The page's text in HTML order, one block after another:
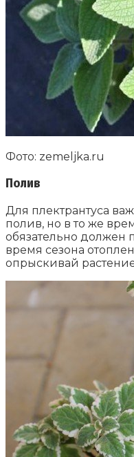
Фото: zemeljka.ru
Полив
Для плектрантуса
полив, но в то же
обязательно должен
время сезона
опрыскивай